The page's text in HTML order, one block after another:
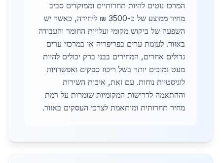
המרכז נוטים להיות תחרותיים וממוקדים סביב
מחיר ממוצע של כ-3500 ₪ ליחידה, כאשר יש
השפעה של ביקוש מקומי ועלויות החומר והעבודה
באזור. לעומת ערים בפריפריה או במרכזי ערים
גדולים אחרים, המחירים בבני ברק יכולים להיות
מעט נמוכים יותר בשל ריכוז ספקים ואפשרויות
לוגיסטיות נוחות. עם זאת, איכות השירות
וההתאמה לדרישות המקומיות שומרות על רמת
מחיר תחרותית ומותאמת לצרכי העסקים באזור.